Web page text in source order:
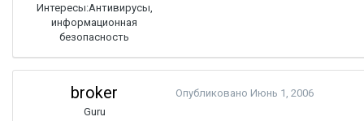
Интересы:Антивирусы,
информационная
безопасность
broker
Guru
Опубликовано Июнь 1, 2006